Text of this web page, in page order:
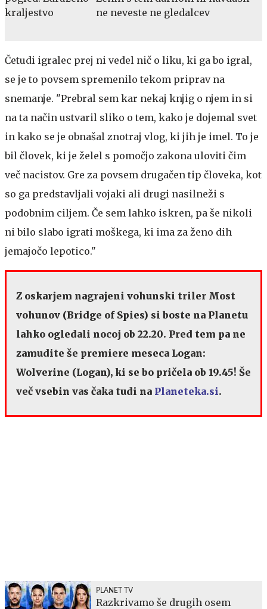
ne neveste ne gledalcev
Četudi igralec prej ni vedel nič o liku, ki ga bo igral,
se je to povsem spremenilo tekom priprav na
snemanje. "Prebral sem kar nekaj knjig o njem in si
na ta način ustvaril sliko o tem, kako je dojemal svet
in kako se je obnašal znotraj vlog, ki jih je imel. To je
bil človek, ki je želel s pomočjo zakona uloviti čim
več nacistov. Gre za povsem drugačen tip človeka, kot
so ga predstavljali vojaki ali drugi nasilneži s
podobnim ciljem. Če sem lahko iskren, pa še nikoli
ni bilo slabo igrati moškega, ki ima za ženo dih
jemajočo lepotico."
Z oskarjem nagrajeni vohunski triler Most
vohunov (Bridge of Spies) si boste na Planetu
lahko ogledali nocoj ob 22.20. Pred tem pa ne
zamudite še premiere meseca Logan:
Wolverine (Logan), ki se bo pričela ob 19.45! Še
več vsebin vas čaka tudi na Planeteka.si.
PLANET TV
Razkrivamo še drugih osem